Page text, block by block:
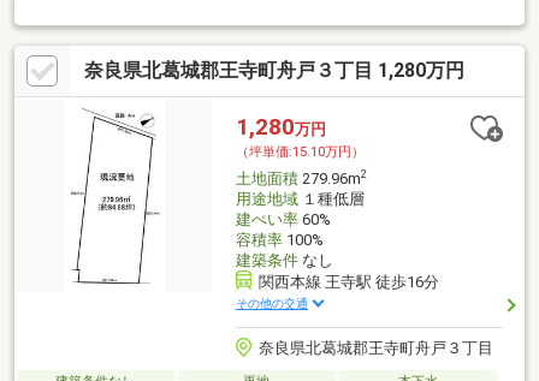
奈良県北葛城郡王寺町舟戸３丁目 1,280万円
1,280万円
（坪単価:15.10万円）
土地面積279.96m2
用途地域１種低層
建ぺい率60%
容積率100%
建築条件なし
関西本線 王寺駅 徒歩16分
その他の交通
奈良県北葛城郡王寺町舟戸３丁目